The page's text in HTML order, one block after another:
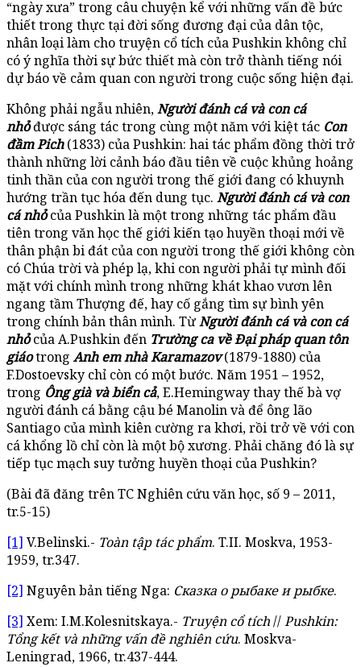
“ngày xưa” trong câu chuyện kể với những vấn đề bức
thiết trong thực tại đời sống đương đại của dân tộc,
nhân loại làm cho truyện cổ tích của Pushkin không chỉ
có ý nghĩa thời sự bức thiết mà còn trở thành tiếng nói
dự báo về cảm quan con người trong cuộc sống hiện đại.
Không phải ngẫu nhiên,Người đánh cá và con cá
nhỏđược sáng tác trong cùng một năm với kiệt tác Con
đầm Pich(1833) của Pushkin: hai tác phẩm đồng thời trở
thành những lời cảnh báo đầu tiên về cuộc khủng hoảng
tinh thần của con người trong thế giới đang có khuynh
hướng trần tục hóa đến dung tục. Người đánh cá và con
cá nhỏcủa Pushkin là một trong những tác phẩm đầu
tiên trong văn học thế giới kiến tạo huyền thoại mới về
thân phận bi đát của con người trong thế giới không còn
có Chúa trời và phép lạ, khi con người phải tự mình đối
mặt với chính mình trong những khát khao vươn lên
ngang tầm Thượng đế, hay cố gắng tìm sự bình yên
trong chính bản thân mình. TừNgười đánh cá và con cá
nhỏcủa A.Pushkin đến Trường ca về Đại pháp quan tôn
giáotrong Anh em nhà Karamazov(1879-1880) của
F.Dostoevsky chỉ còn có một bước. Năm 1951 – 1952,
trong Ông già và biển cả, E.Hemingway thay thế bà vợ
người đánh cá bằng cậu bé Manolin và để ông lão
Santiago của mình kiên cường ra khơi, rồi trở về với con
cá khổng lồ chỉ còn là một bộ xương. Phải chăng đó là sự
tiếp tục mạch suy tưởng huyền thoại của Pushkin?
(Bài đã đăng trên TC Nghiên cứu văn học, số 9 – 2011,
tr.5-15)
[1] V.Belinski.- Toàn tập tác phẩm. T.II. Moskva, 1953-
1959, tr.347.
[2] Nguyên bản tiếng Nga: Сказка о рыбаке и рыбке.
[3] Xem: I.M.Kolesnitskaya.- Truyện cổ tích//Pushkin:
Tổng kết và những vấn đề nghiên cứu. Moskva-
Leningrad, 1966, tr.437-444.